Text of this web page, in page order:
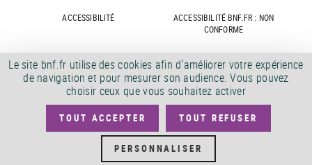
ACCESSIBILITÉ
ACCESSIBILITÉ BNF.FR : NON
CONFORME
MARCHÉS PUBLICS OFFRES D'EMPLOI
DÉMATÉRIALISATION FACTURES CRÉDITS
©
Le site bnf.fr utilise des cookies afin d'améliorer votre expérience
de navigation et pour mesurer son audience. Vous pouvez
choisir ceux que vous souhaitez activer
TOUT ACCEPTER TOUT REFUSER
PERSONNALISER